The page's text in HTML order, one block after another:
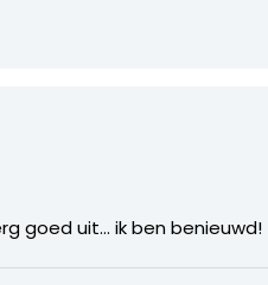
goed uit… ik ben benieuwd!